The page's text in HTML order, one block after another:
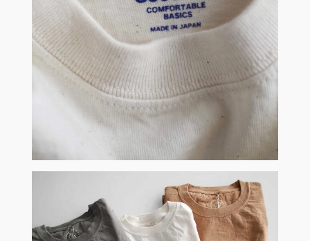
大自然中所培育的棉每年成長的速度都不相同，
在成為製品前的洗淨加工時，會計算每年的收縮率，
使版型收縮至同樣的最佳尺寸。
將完製良好的棉衣成品送至日本後，
職人細心費時的手工染製，
顏料經由著穿者不同的使用方式，
日曬、洗滌而產生不同深淺的色落，
享受顏色變化的樂趣。